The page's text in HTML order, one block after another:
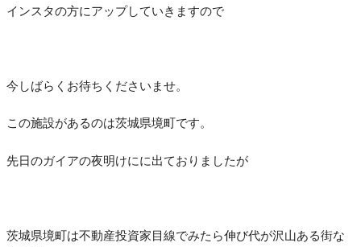
インスタの方にアップしていきますので
今しばらくお待ちくださいませ。
この施設があるのは茨城県境町です。
先日のガイアの夜明けにに出ておりましたが
茨城県境町は不動産投資家目線でみたら伸び代が沢山ある街な